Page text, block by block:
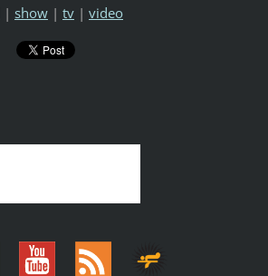
| show | tv | video